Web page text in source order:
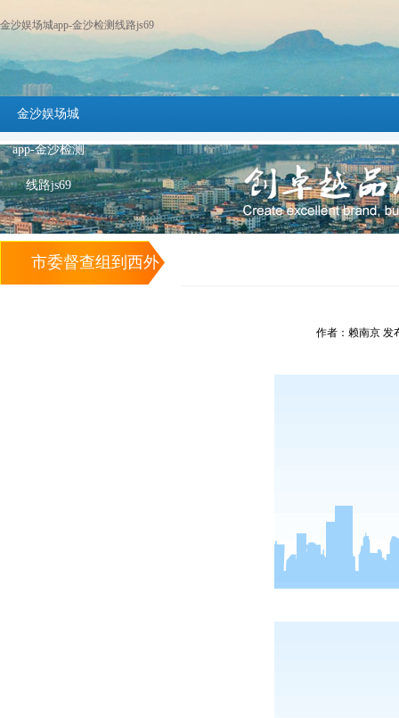
金沙娱场城app-金沙检测线路js69
金沙娱场城
app-金沙检测
线路js69
市委督查组到西外
作者：赖南京 发